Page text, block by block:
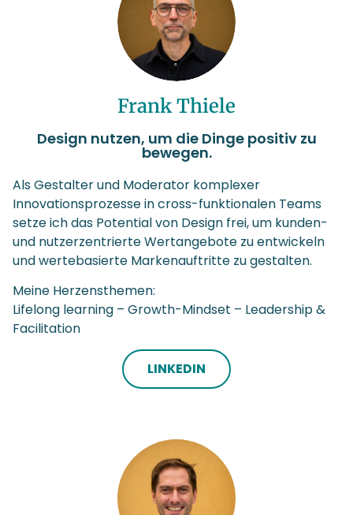
Frank Thiele
Design nutzen, um die Dinge positiv zu
bewegen.
Als Gestalter und Moderator komplexer
Innovationsprozesse in cross-funktionalen Teams
setze ich das Potential von Design frei, um kunden-
und nutzerzentrierte Wertangebote zu entwickeln
und wertebasierte Markenauftritte zu gestalten.
Meine Herzensthemen:
Lifelong learning – Growth-Mindset – Leadership &
Facilitation
LINKEDIN